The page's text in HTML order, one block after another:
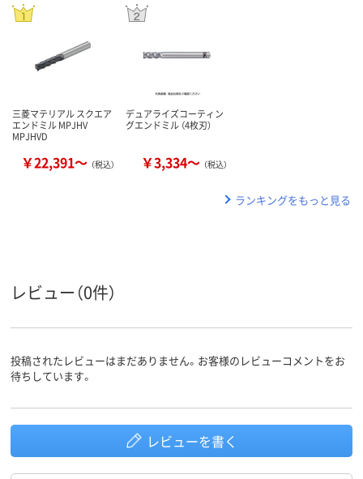
三菱マテリアル スクエア
エンドミル MPJHV
MPJHVD
￥22,391～ （税込）
デュアライズコーティン
グエンドミル （4枚刃）
￥3,334～ （税込）
ランキングをもっと見る
レビュー（0件）
投稿されたレビューはまだありません。お客様のレビューコメントをお
待ちしています。
レビューを書く